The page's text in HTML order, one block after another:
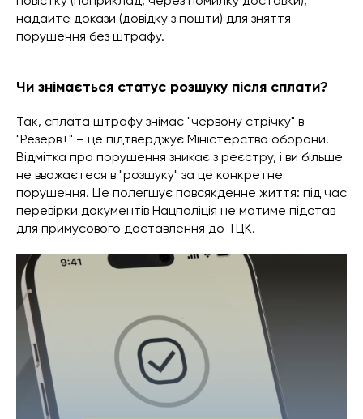
надайте докази (довідку з пошти) для зняття
порушення без штрафу.
Чи знімається статус розшуку після сплати?
Так, сплата штрафу знімає "червону стрічку" в
"Резерв+" – це підтверджує Міністерство оборони.
Відмітка про порушення зникає з реєстру, і ви більше
не вважаєтеся в "розшуку" за це конкретне
порушення. Це полегшує повсякденне життя: під час
перевірки документів Нацполіція не матиме підстав
для примусового доставлення до ТЦК.